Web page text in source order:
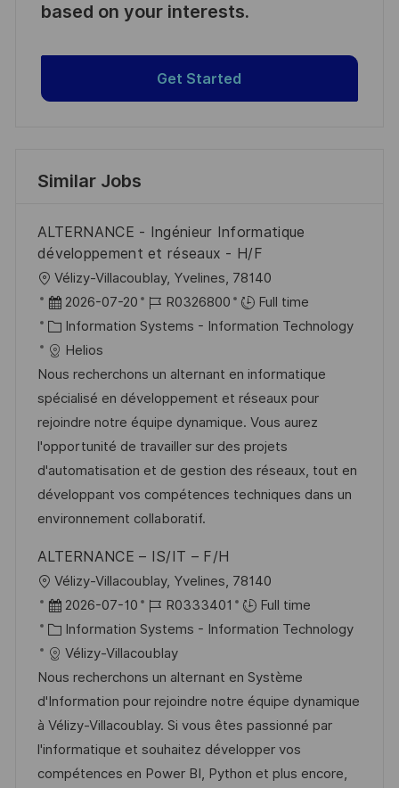
based on your interests.
Get Started
Similar Jobs
ALTERNANCE - Ingénieur Informatique
développement et réseaux - H/F
L
o
c
a
t
i
o
n
Vélizy-Villacoublay, Yvelines, 78140
P
o
s
t
e
d
D
a
t
e
2026-07-20
J
o
I
d
R0326800
Full time
C
a
t
e
g
o
r
y
Information Systems - Information Technology
Helios
Nous recherchons un alternant en informatique
spécialisé en développement et réseaux pour
rejoindre notre équipe dynamique. Vous aurez
l'opportunité de travailler sur des projets
d'automatisation et de gestion des réseaux, tout en
développant vos compétences techniques dans un
environnement collaboratif.
ALTERNANCE – IS/IT – F/H
L
o
c
a
t
i
o
n
Vélizy-Villacoublay, Yvelines, 78140
P
o
s
t
e
d
D
a
2026-07-10
J
o
b
I
d
R0333401
Full time
C
a
t
e
g
o
r
Information Systems - Information Technology
Vélizy-Villacoublay
Nous recherchons un alternant en Système
d'Information pour rejoindre notre équipe dynamique
à Vélizy-Villacoublay. Si vous êtes passionné par
l'informatique et souhaitez développer vos
compétences en Power BI, Python et plus encore,